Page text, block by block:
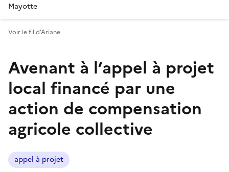
Mayotte
Voir le fil d'Ariane
Avenant à l’appel à projet
local financé par une
action de compensation
agricole collective
appel à projet